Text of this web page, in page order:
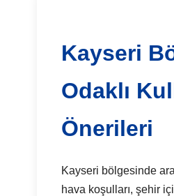
Kayseri
Odaklı
Önerileri
Kayseri bölgesinde
hava koşulları, şehir